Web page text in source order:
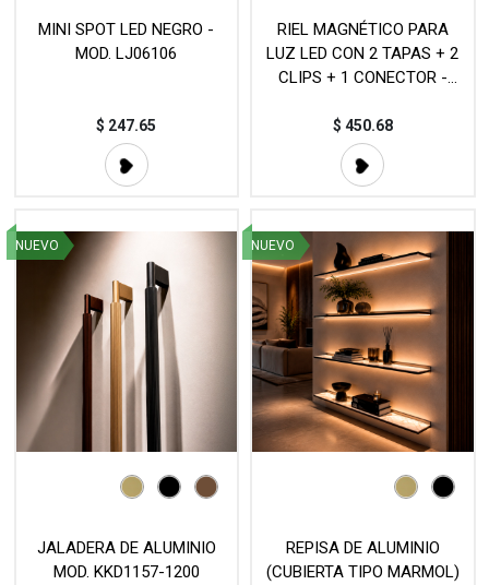
MINI SPOT LED NEGRO -
MOD. LJ06106
$ 247.65
RIEL MAGNÉTICO PARA
LUZ LED CON 2 TAPAS + 2
CLIPS + 1 CONECTOR -
$ 450.68
NUEVO
JALADERA DE ALUMINIO
MOD. KKD1157-1200
NUEVO
REPISA DE ALUMINIO
(CUBIERTA TIPO MARMOL)